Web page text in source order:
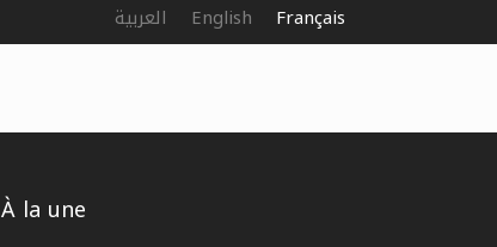
À la une
العربية English Français